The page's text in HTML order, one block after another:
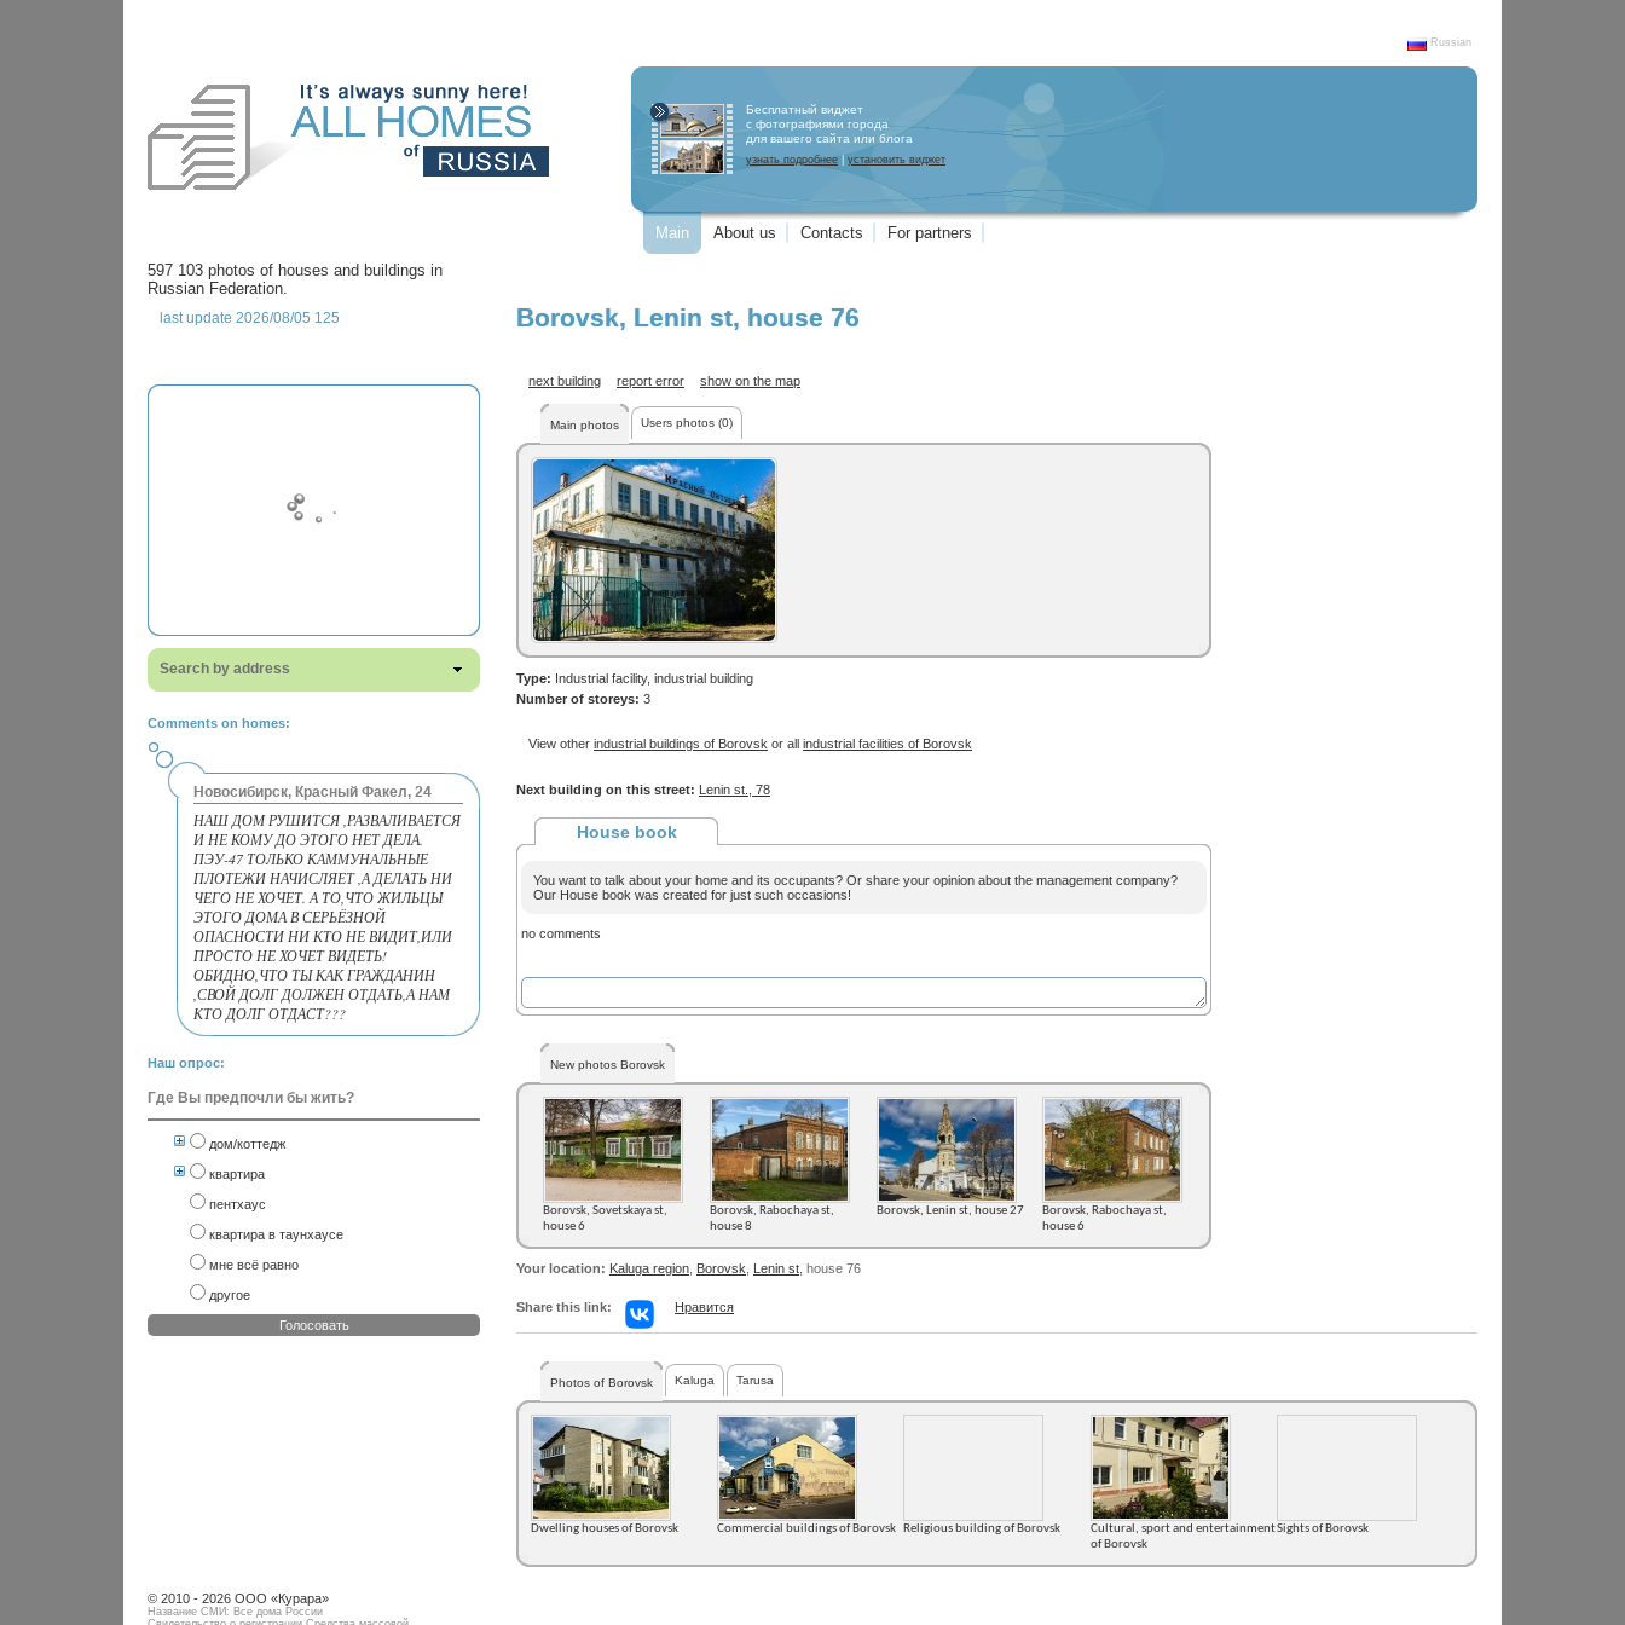
Russian
Бесплатный виджет
с фотографиями города
для вашего сайта или блога
узнать подробнее установить виджет
Main About us Contacts For partners
597 103 photos of houses and buildings in
Russian Federation.
last update 2026/08/05 125
Search by address
Comments on homes:
Новосибирск, Красный Факел, 24
НАШ ДОМ РУШИТСЯ ,РАЗВАЛИВАЕТСЯ
И НЕ КОМУ ДО ЭТОГО НЕТ ДЕЛА.
ПЭУ-47 ТОЛЬКО КАММУНАЛЬНЫЕ
ПЛОТЕЖИ НАЧИСЛЯЕТ ,А ДЕЛАТЬ НИ
ЧЕГО НЕ ХОЧЕТ. А ТО,ЧТО ЖИЛЬЦЫ
ЭТОГО ДОМА В СЕРЬЁЗНОЙ
ОПАСНОСТИ НИ КТО НЕ ВИДИТ,ИЛИ
ПРОСТО НЕ ХОЧЕТ ВИДЕТЬ!
ОБИДНО,ЧТО ТЫ КАК ГРАЖДАНИН
,СВОЙ ДОЛГ ДОЛЖЕН ОТДАТЬ,А НАМ
КТО ДОЛГ ОТДАСТ???
Наш опрос:
Где Вы предпочли бы жить?
дом/коттедж
квартира
пентхаус
квартира в таунхаусе
мне всё равно
другое
Голосовать
Borovsk, Lenin st, house 76
next building report error show on the map
Main photos Users photos (0)
Type: Industrial facility, industrial building
Number of storeys: 3
View other industrial buildings of Borovsk or all industrial facilities of Borovsk
Next building on this street: Lenin st., 78
House book
You want to talk about your home and its occupants? Or share your opinion about the management company?
Our House book was created for just such occasions!
no comments
New photos Borovsk
Borovsk, Sovetskaya st,
house 6
Borovsk, Rabochaya st,
house 8
Borovsk, Lenin st, house 27
Borovsk, Rabochaya st,
house 6
Your location: Kaluga region Borovsk Lenin st , house 76
Share this link: Нравится
Photos of Borovsk Kaluga Tarusa
Dwelling houses of Borovsk Commercial buildings of Borovsk Religious building of Borovsk
Cultural, sport and entertainment
of Borovsk
Sights of Borovsk
© 2010 - 2026 ООО «Курара»
Название СМИ: Все дома России